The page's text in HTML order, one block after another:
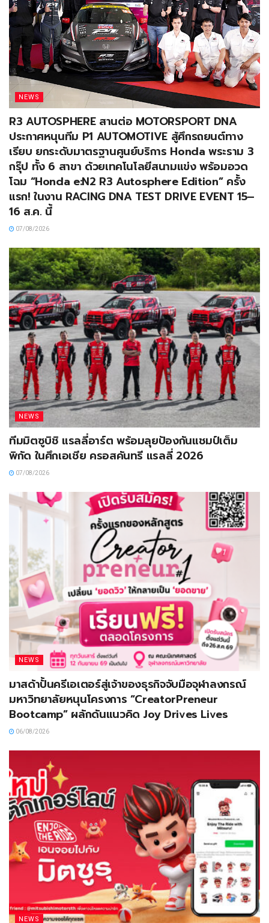
NEWS
R3 AUTOSPHERE สานต่อ MOTORSPORT DNA
ประกาศหนุนทีม P1 AUTOMOTIVE สู้ศึกรถยนต์ทาง
เรียบ ยกระดับมาตรฐานศูนย์บริการ Honda พระราม 3
กรุ๊ป ทั้ง 6 สาขา ด้วยเทคโนโลยีสนามแข่ง พร้อมอวด
โฉม “Honda e:N2 R3 Autosphere Edition” ครั้ง
แรก! ในงาน RACING DNA TEST DRIVE EVENT 15–
16 ส.ค. นี้
07/08/2026
NEWS
ทีมมิตซูบิชิ แรลลี่อาร์ต พร้อมลุยป้องกันแชมป์เต็ม
พิกัด ในศึกเอเชีย ครอสคันทรี แรลลี่ 2026
07/08/2026
NEWS
มาสด้าปั้นครีเอเตอร์สู่เจ้าของธุรกิจจับมือจุฬาลงกรณ์
มหาวิทยาลัยหนุนโครงการ “CreatorPreneur
Bootcamp” ผลักดันแนวคิด Joy Drives Lives
06/08/2026
NEWS